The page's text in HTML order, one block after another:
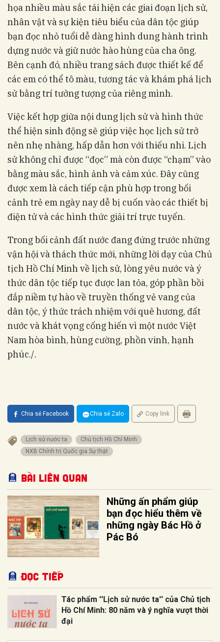
họa nhiều màu sắc tái hiện các giai đoạn lịch sử,
nhân vật và sự kiện tiêu biểu của dân tộc giúp
bạn đọc nhỏ tuổi dễ dàng hình dung hành trình
dựng nước và giữ nước hào hùng của cha ông.
Bên cạnh đó, nhiều trang sách được thiết kế để
các em có thể tô màu, tương tác và khám phá lịch
sử bằng trí tưởng tượng của riêng mình.
Việc kết hợp giữa nội dung lịch sử và hình thức
thể hiện sinh động sẽ giúp việc học lịch sử trở
nên nhẹ nhàng, hấp dẫn hơn với thiếu nhi. Lịch
sử không chỉ được “đọc” mà còn được “chạm” vào
bằng màu sắc, hình ảnh và cảm xúc. Đây cũng
được xem là cách tiếp cận phù hợp trong bối
cảnh trẻ em ngày nay dễ bị cuốn vào các thiết bị
điện tử và các hình thức giải trí trực tuyến.
Trong bối cảnh đất nước đang đứng trước những
vận hội và thách thức mới, những lời dạy của Chủ
tịch Hồ Chí Minh về lịch sử, lòng yêu nước và ý
thức dân tộc tiếp tục được lan tỏa, góp phần bồi
đắp niềm tự hào về truyền thống vẻ vang của
dân tộc, ý thức trách nhiệm với quê hương, đất
nước và khát vọng cống hiến vì một nước Việt
Nam hòa bình, hùng cường, phồn vinh, hạnh
phúc./.
Chia sẻ Facebook Chia sẻ Zalo Copy link
Lịch sử nước ta
Chủ tịch Hồ Chí Minh
NXB Chính trị Quốc gia Sự thật
Bài liên quan
Những ấn phẩm giúp
bạn đọc hiểu thêm về
những ngày Bác Hồ ở
Pác Bó
Đọc tiếp
Tác phẩm ''Lịch sử nước ta'' của Chủ tịch
Hồ Chí Minh: 80 năm và ý nghĩa vượt thời
đại